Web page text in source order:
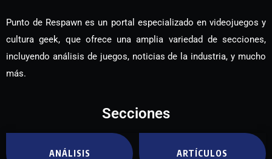
Punto de Respawn es un portal especializado en videojuegos y
cultura geek, que ofrece una amplia variedad de secciones,
incluyendo análisis de juegos, noticias de la industria, y mucho
más.
Secciones
ANÁLISIS ARTÍCULOS